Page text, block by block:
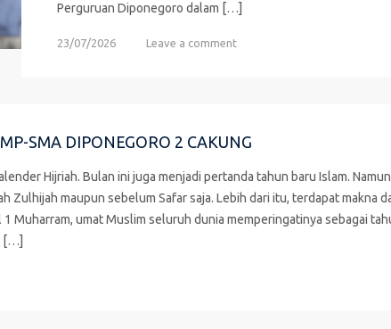
Perguruan Diponegoro dalam […]
23/07/2026 Leave a comment
SMA DIPONEGORO 2 CAKUNG
Hijriah. Bulan ini juga menjadi pertanda tahun baru Islam.
Zulhijah maupun sebelum Safar saja. Lebih dari itu, terdapat makna
Muharram, umat Muslim seluruh dunia memperingatinya sebagai
[…]